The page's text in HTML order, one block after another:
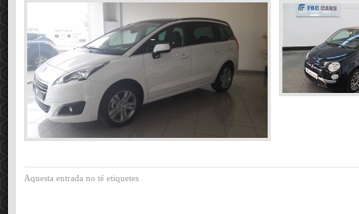
Aquesta entrada no té etiquetes